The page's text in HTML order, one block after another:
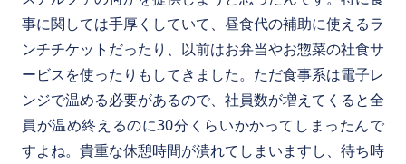
事に関しては手厚くしていて、昼食代の補助に使えるラ
ンチチケットだったり、以前はお弁当やお惣菜の社食サ
ービスを使ったりもしてきました。ただ食事系は電子レ
ンジで温める必要があるので、社員数が増えてくると全
員が温め終えるのに30分くらいかかってしまったんで
すよね。貴重な休憩時間が潰れてしまいますし、待ち時